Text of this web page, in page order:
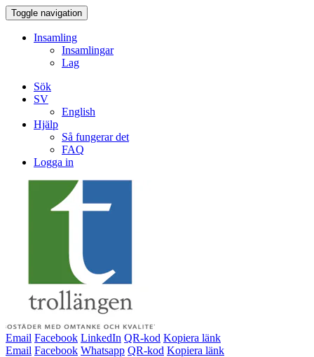
Toggle navigation
Insamling
Insamlingar
Lag
Sök
SV
English
Hjälp
Så fungerar det
FAQ
Logga in
Email Facebook LinkedIn QR-kod Kopiera länk
Email Facebook Whatsapp QR-kod Kopiera länk